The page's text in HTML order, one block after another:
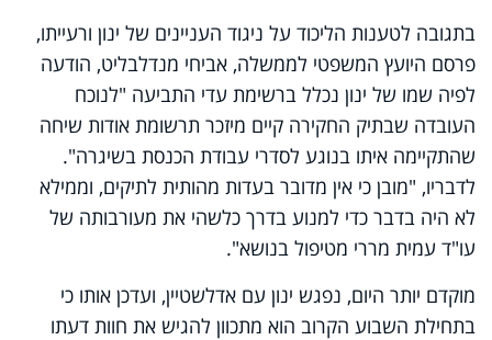
בתגובה לטענות הליכוד על ניגוד העניינים של ינון ורעייתו,
פרסם היועץ המשפטי לממשלה, אביחי מנדלבליט, הודעה
לפיה שמו של ינון נכלל ברשימת עדי התביעה "לנוכח
העובדה שבתיק החקירה קיים מיזכר תרשומת אודות שיחה
שהתקיימה איתו בנוגע לסדרי עבודת הכנסת בשיגרה".
לדבריו, "מובן כי אין מדובר בעדות מהותית לתיקים, וממילא
לא היה בדבר כדי למנוע בדרך כלשהי את מעורבותה של
עו"ד עמית מררי מטיפול בנושא".
מוקדם יותר היום, נפגש ינון עם אדלשטיין, ועדכן אותו כי
בתחילת השבוע הקרוב הוא מתכוון להגיש את חוות דעתו